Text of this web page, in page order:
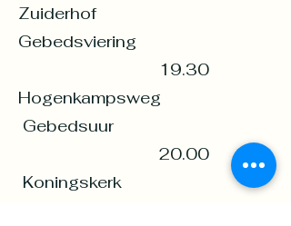
Zuiderhof
Gebedsviering
19.30
Hogenkampsweg
Gebedsuur
20.00
Koningskerk